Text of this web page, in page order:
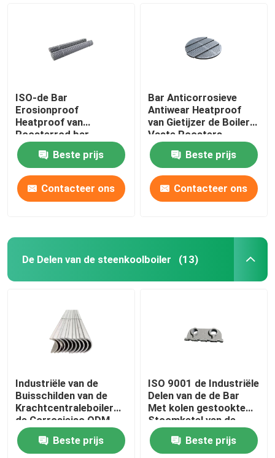
Huis
Fabrieksreis
Kwaliteitscontrole
Contacteer ons
Verzoek om een Citaat
ISO-de Bar
Erosionproof
Heatproof van
Roosterrod bar
stainless steel round
Beste prijs
Contacteer ons
Bar Anticorrosieve
Antiwear Heatproof
van Gietijzer de Boiler
Vaste Roosters
Beste prijs
Contacteer ons
De Delen van de steenkoolboiler (13)
Industriële van de
Buisschilden van de
Krachtcentraleboiler
de Corrosieiso ODM
van RusAnti
Beste prijs
ISO 9001 de Industriële
Delen van de de Bar
Met kolen gestookte
Stoomketel van de
Kettingsrooster
Beste prijs